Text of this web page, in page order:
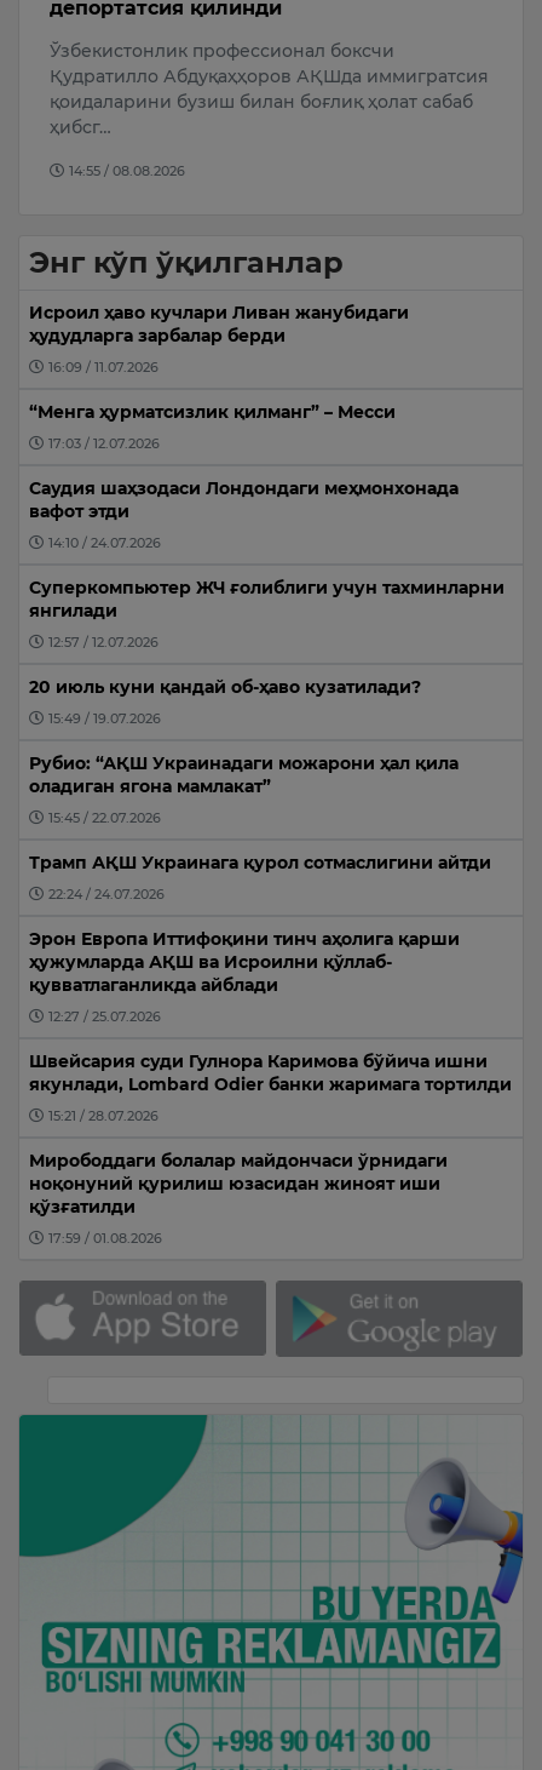
депортатсия қилинди
Ўзбекистонлик профессионал боксчи
Қудратилло Абдуқаҳҳоров АҚШда иммигратсия
қоидаларини бузиш билан боғлиқ ҳолат сабаб
ҳибсг…
14:55 / 08.08.2026
Энг кўп ўқилганлар
Исроил ҳаво кучлари Ливан жанубидаги
ҳудудларга зарбалар берди
16:09 / 11.07.2026
“Менга ҳурматсизлик қилманг” – Месси
17:03 / 12.07.2026
Саудия шаҳзодаси Лондондаги меҳмонхонада
вафот этди
14:10 / 24.07.2026
Суперкомпьютер ЖЧ ғолиблиги учун тахминларни
янгилади
12:57 / 12.07.2026
20 июль куни қандай об-ҳаво кузатилади?
15:49 / 19.07.2026
Рубио: “АҚШ Украинадаги можарони ҳал қила
оладиган ягона мамлакат”
15:45 / 22.07.2026
Трамп АҚШ Украинага қурол сотмаслигини айтди
22:24 / 24.07.2026
Эрон Европа Иттифоқини тинч аҳолига қарши
ҳужумларда АҚШ ва Исроилни қўллаб-
қувватлаганликда айблади
12:27 / 25.07.2026
Швейсария суди Гулнора Каримова бўйича ишни
якунлади, Lombard Odier банки жаримага тортилди
15:21 / 28.07.2026
Мирободдаги болалар майдончаси ўрнидаги
ноқонуний қурилиш юзасидан жиноят иши
қўзғатилди
17:59 / 01.08.2026